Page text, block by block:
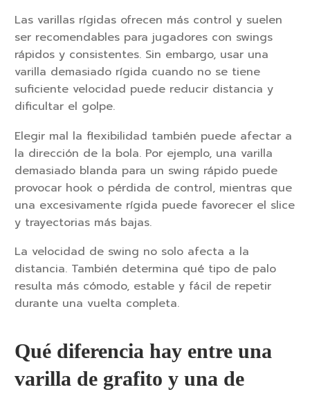
Las varillas rígidas ofrecen más control y suelen
ser recomendables para jugadores con swings
rápidos y consistentes. Sin embargo, usar una
varilla demasiado rígida cuando no se tiene
suficiente velocidad puede reducir distancia y
dificultar el golpe.
Elegir mal la flexibilidad también puede afectar a
la dirección de la bola. Por ejemplo, una varilla
demasiado blanda para un swing rápido puede
provocar hook o pérdida de control, mientras que
una excesivamente rígida puede favorecer el slice
y trayectorias más bajas.
La velocidad de swing no solo afecta a la
distancia. También determina qué tipo de palo
resulta más cómodo, estable y fácil de repetir
durante una vuelta completa.
Qué diferencia hay entre una
varilla de grafito y una de